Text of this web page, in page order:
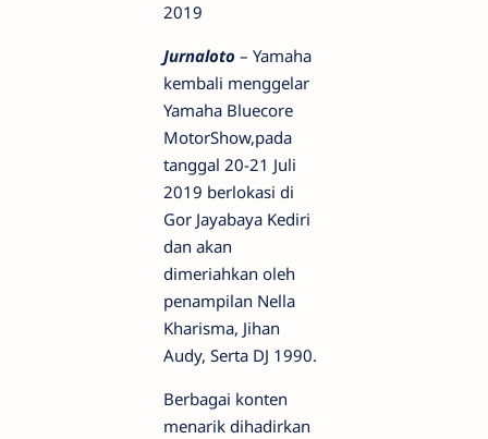
Jurnaloto – Yamaha
kembali menggelar
Yamaha Bluecore
MotorShow,pada
tanggal 20-21 Juli
2019 berlokasi di
Gor Jayabaya Kediri
dan akan
dimeriahkan oleh
penampilan Nella
Kharisma, Jihan
Audy, Serta DJ 1990.
Berbagai konten
menarik dihadirkan